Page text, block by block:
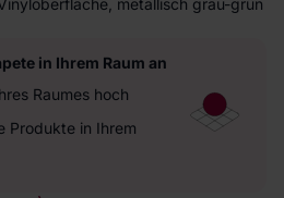
metallisch grau-grün
in Ihrem Raum an
Raumes hoch
Produkte in Ihrem